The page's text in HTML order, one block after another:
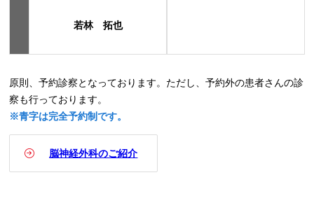
若林 拓也
原則、予約診察となっております。ただし、予約外の患者さんの診
察も行っております。
※青字は完全予約制です。
脳神経外科のご紹介